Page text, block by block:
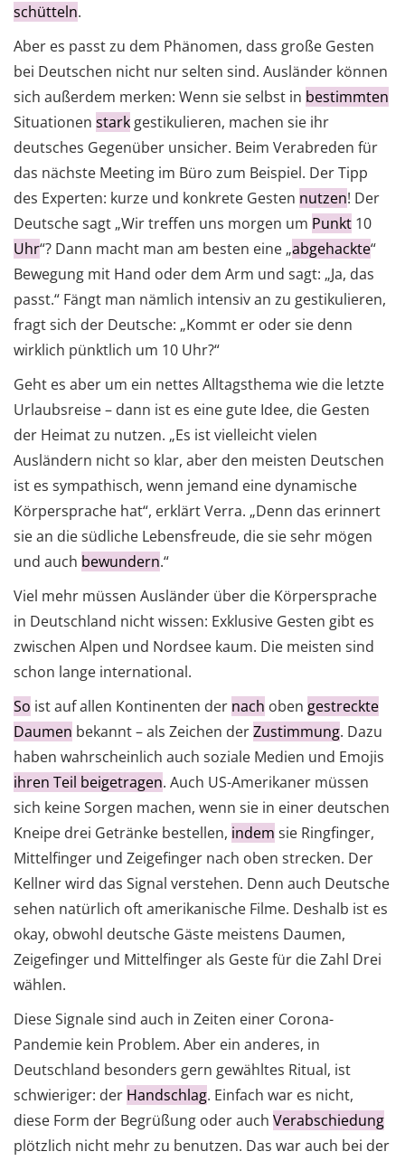
schütteln.
Aber es passt zu dem Phänomen, dass große Gesten
bei Deutschen nicht nur selten sind. Ausländer können
sich außerdem merken: Wenn sie selbst in bestimmten
Situationen stark gestikulieren, machen sie ihr
deutsches Gegenüber unsicher. Beim Verabreden für
das nächste Meeting im Büro zum Beispiel. Der Tipp
des Experten: kurze und konkrete Gesten nutzen! Der
Deutsche sagt „Wir treffen uns morgen um Punkt 10
Uhr“? Dann macht man am besten eine „abgehackte“
Bewegung mit Hand oder dem Arm und sagt: „Ja, das
passt.“ Fängt man nämlich intensiv an zu gestikulieren,
fragt sich der Deutsche: „Kommt er oder sie denn
wirklich pünktlich um 10 Uhr?“
Geht es aber um ein nettes Alltagsthema wie die letzte
Urlaubsreise – dann ist es eine gute Idee, die Gesten
der Heimat zu nutzen. „Es ist vielleicht vielen
Ausländern nicht so klar, aber den meisten Deutschen
ist es sympathisch, wenn jemand eine dynamische
Körpersprache hat“, erklärt Verra. „Denn das erinnert
sie an die südliche Lebensfreude, die sie sehr mögen
und auch bewundern.“
Viel mehr müssen Ausländer über die Körpersprache
in Deutschland nicht wissen: Exklusive Gesten gibt es
zwischen Alpen und Nordsee kaum. Die meisten sind
schon lange international.
So ist auf allen Kontinenten der nach oben gestreckte
Daumen bekannt – als Zeichen derZustimmung. Dazu
haben wahrscheinlich auch soziale Medien und Emojis
ihren Teil beigetragen. Auch US-Amerikaner müssen
sich keine Sorgen machen, wenn sie in einer deutschen
Kneipe drei Getränke bestellen, indem sie Ringfinger,
Mittelfinger und Zeigefinger nach oben strecken. Der
Kellner wird das Signal verstehen. Denn auch Deutsche
sehen natürlich oft amerikanische Filme. Deshalb ist es
okay, obwohl deutsche Gäste meistens Daumen,
Zeigefinger und Mittelfinger als Geste für die Zahl Drei
wählen.
Diese Signale sind auch in Zeiten einer Corona-
Pandemie kein Problem. Aber ein anderes, in
Deutschland besonders gern gewähltes Ritual, ist
schwieriger: der Handschlag. Einfach war es nicht,
diese Form der Begrüßung oder auch Verabschiedung
plötzlich nicht mehr zu benutzen. Das war auch bei der